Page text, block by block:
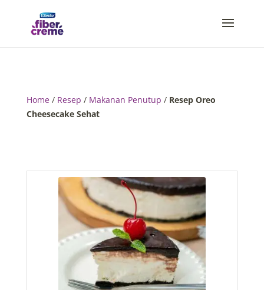
Home/ Resep / Makanan Penutup / Resep Oreo
Cheesecake Sehat